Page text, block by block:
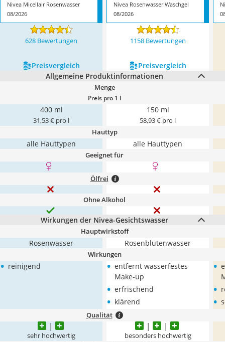
Nivea Micellair Rosenwasser
08/2026
Nivea Rosenwasser Waschgel
08/2026
628 Bewertungen 1158 Bewertungen
Preis­vergleich
Preis­vergleich
Allgemeine Produktinformationen
Menge
Preis pro 1 l
400 ml
31,53 € pro l
150 ml
58,93 € pro l
Hauttyp
alle Hauttypen alle Hauttypen
Geeignet für
Ölfrei
Ohne Alkohol
Wirkungen der Nivea-Gesichtswasser
Hauptwirkstoff
Rosenwasser Rosenblütenwasser
Wirkungen
• reinigend • entfernt wasserfestes
Make-up
• erfrischend
• klärend
•
•
•
Qualität
sehr hochwertig besonders hochwertig